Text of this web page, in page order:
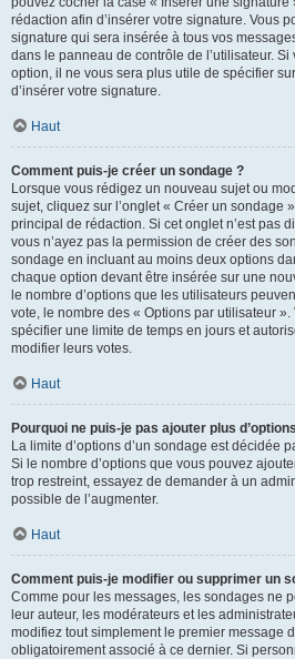
rédaction afin d’insérer votre signature. Vous
signature qui sera insérée à tous vos
dans le panneau de contrôle de l’utilisateur.
option, il ne vous sera plus utile de spécifier
d’insérer votre signature.
Haut
Comment puis-je créer un sondage ?
Lorsque vous rédigez un nouveau sujet ou
sujet, cliquez sur l’onglet « Créer un sondage
principal de rédaction. Si cet onglet n’est pas
vous n’ayez pas la permission de créer des
sondage en incluant au moins deux options
chaque option devant être insérée sur une
le nombre d’options que les utilisateurs
vote, le nombre des « Options par utilisateur
spécifier une limite de temps en jours et
modifier leurs votes.
Haut
Pourquoi ne puis-je pas ajouter plus
La limite d’options d’un sondage est décidée
Si le nombre d’options que vous pouvez
trop restreint, essayez de demander à un
possible de l’augmenter.
Haut
Comment puis-je modifier ou supprimer un
Comme pour les messages, les sondages ne
leur auteur, les modérateurs et les
modifiez tout simplement le premier message
obligatoirement associé à ce dernier. Si